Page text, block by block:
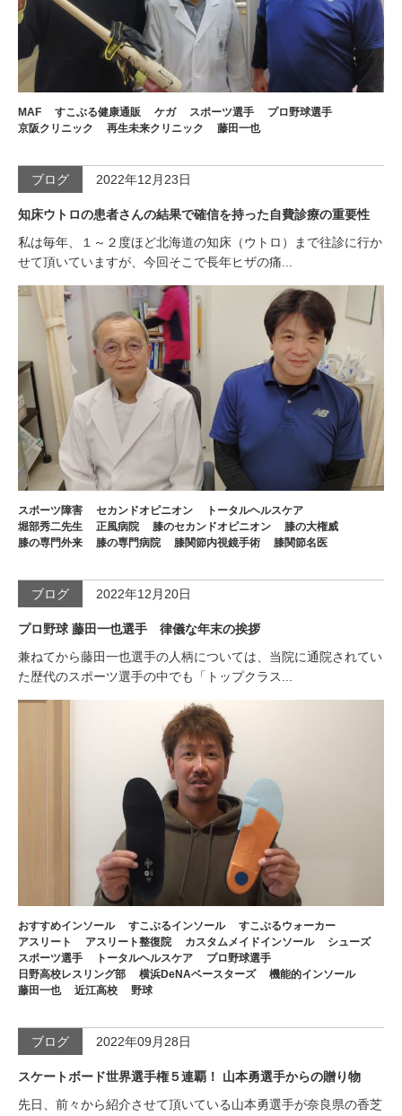
MAF すこぶる健康通販 ケガ スポーツ選手
プロ野球選手
京阪クリニック
再生未来クリニック 藤田一也
ブログ 2022年12月23日
知床ウトロの患者さんの結果で確信を持った自費診療の重要性
私は毎年、１～２度ほど北海道の知床（ウトロ）まで往診に行か
せて頂いていますが、今回そこで長年ヒザの痛...
スポーツ障害 セカンドオピニオン
トータルヘルスケア
堀部秀二先生
正風病院 膝のセカンドオピニオン
膝の大権威
膝の専門外来
膝の専門病院 膝関節内視鏡手術 膝関節名医
ブログ 2022年12月20日
プロ野球 藤田一也選手 律儀な年末の挨拶
兼ねてから藤田一也選手の人柄については、当院に通院されてい
た歴代のスポーツ選手の中でも「トップクラス...
おすすめインソール すこぶるインソール
すこぶるウォーカー
アスリート
アスリート整復院 カスタムメイドインソール
シューズ
スポーツ選手
トータルヘルスケア
プロ野球選手
日野高校レスリング部
横浜DeNAベースターズ
機能的インソール
藤田一也
近江高校 野球
ブログ 2022年09月28日
スケートボード世界選手権５連覇！ 山本勇選手からの贈り物
先日、前々から紹介させて頂いている山本勇選手が奈良県の香芝